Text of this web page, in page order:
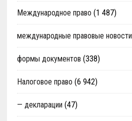
Международное право (1 487)
международные правовые новости
формы документов (338)
Налоговое право (6 942)
— декларации (47)